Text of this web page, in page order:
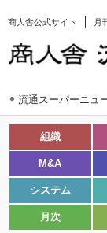
商人舎公式サイト 月
流通スーパーニュ
組織
M&A
システム
月次